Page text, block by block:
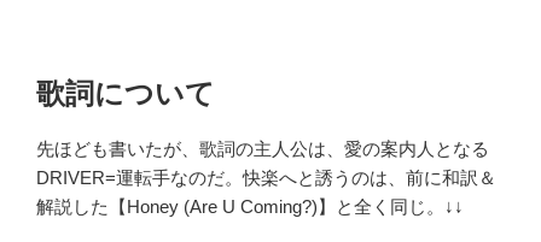
歌詞について
先ほども書いたが、歌詞の主人公は、愛の案内人となる
DRIVER=運転手なのだ。快楽へと誘うのは、前に和訳＆
解説した【Honey (Are U Coming?)】と全く同じ。↓↓